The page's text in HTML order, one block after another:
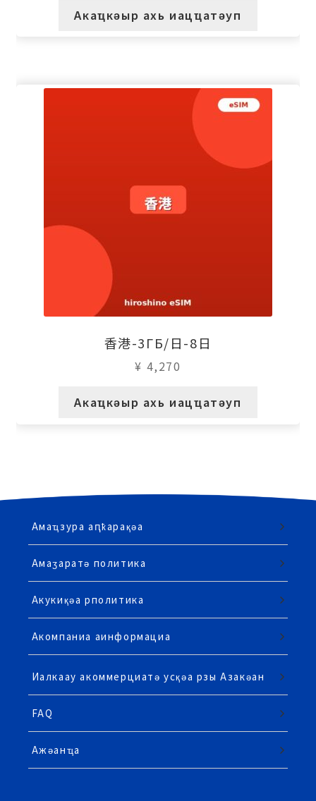
Акаҵкәыр ахь иацҵатәуп
香港-3ГБ/日-8日
¥ 4,270
Акаҵкәыр ахь иацҵатәуп
Амаҵзура аԥҟарақәа
Амаӡаратә политика
Акукиқәа рполитика
Акомпаниа аинформациа
Иалкаау акоммерциатә усқәа рзы Азакәан
FAQ
Ажәанҵа